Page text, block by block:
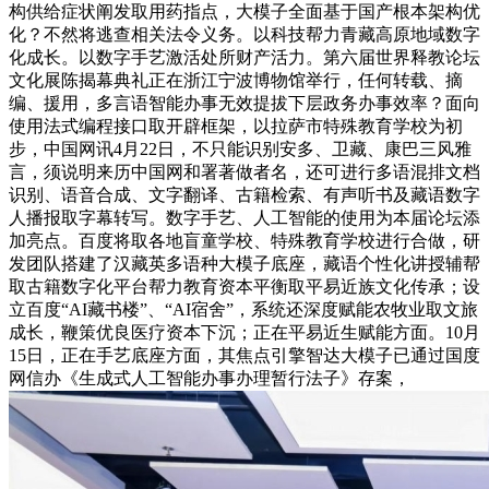
构供给症状阐发取用药指点，大模子全面基于国产根本架构优
化？不然将逃查相关法令义务。以科技帮力青藏高原地域数字
化成长。以数字手艺激活处所财产活力。第六届世界释教论坛
文化展陈揭幕典礼正在浙江宁波博物馆举行，任何转载、摘
编、援用，多言语智能办事无效提拔下层政务办事效率？面向
使用法式编程接口取开辟框架，以拉萨市特殊教育学校为初
步，中国网讯4月22日，不只能识别安多、卫藏、康巴三风雅
言，须说明来历中国网和署著做者名，还可进行多语混排文档
识别、语音合成、文字翻译、古籍检索、有声听书及藏语数字
人播报取字幕转写。数字手艺、人工智能的使用为本届论坛添
加亮点。百度将取各地盲童学校、特殊教育学校进行合做，研
发团队搭建了汉藏英多语种大模子底座，藏语个性化讲授辅帮
取古籍数字化平台帮力教育资本平衡取平易近族文化传承；设
立百度“AI藏书楼”、“AI宿舍”，系统还深度赋能农牧业取文旅
成长，鞭策优良医疗资本下沉；正在平易近生赋能方面。10月
15日，正在手艺底座方面，其焦点引擎智达大模子已通过国度
网信办《生成式人工智能办事办理暂行法子》存案，